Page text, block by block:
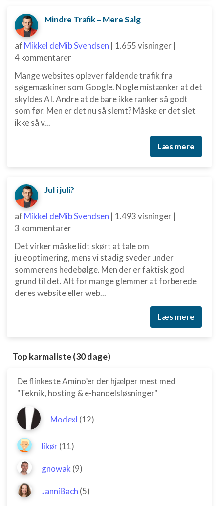
Mindre Trafik – Mere Salg
af Mikkel deMib Svendsen | 1.655 visninger |
4 kommentarer
Mange websites oplever faldende trafik fra
søgemaskiner som Google. Nogle mistænker at det
skyldes AI. Andre at de bare ikke ranker så godt
som før. Men er det nu så slemt? Måske er det slet
ikke så v...
Læs mere
Jul i juli?
af Mikkel deMib Svendsen | 1.493 visninger |
3 kommentarer
Det virker måske lidt skørt at tale om
juleoptimering, mens vi stadig sveder under
sommerens hedebølge. Men der er faktisk god
grund til det. Alt for mange glemmer at forberede
deres website eller web...
Læs mere
Top karmaliste (30 dage)
De flinkeste Amino’er der hjælper mest med
"Teknik, hosting & e-handelsløsninger"
Modexl (12)
likør(11)
gnowak (9)
JanniBach (5)
Forstå målgrupper gennem statistikker eller
kombinationer af oplysninger fra forskellige
kilder
Udvikle og forbedre tjenester
Bruge begrænsede oplysninger til at vælge
indhold
IAB Special Features:
Bruge præcise geografiske
placeringsoplysninger
Nødvendig
Ydeevne
Funktionel
Annoncering / marketing